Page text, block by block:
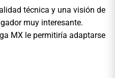
técnica y una visión de
muy interesante.
MX le permitiría adaptarse